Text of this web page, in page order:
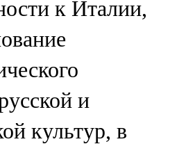
к Италии,
и
культур, в